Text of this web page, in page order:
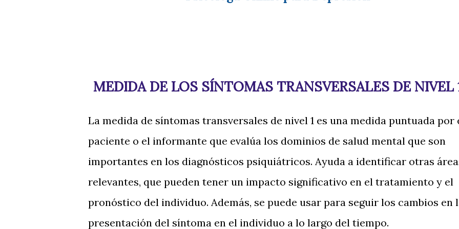
MEDIDA DE LOS SÍNTOMAS TRANSVERSALES DE NIVEL
La medida de síntomas transversales de nivel 1 es una medida puntuada por
paciente o el informante que evalúa los dominios de salud mental que son
importantes en los diagnósticos psiquiátricos. Ayuda a identificar otras
relevantes, que pueden tener un impacto significativo en el tratamiento y el
pronóstico del individuo. Además, se puede usar para seguir los cambios en
presentación del síntoma en el individuo a lo largo del tiempo.